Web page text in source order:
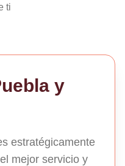
ti
y
estratégicamente
mejor servicio y